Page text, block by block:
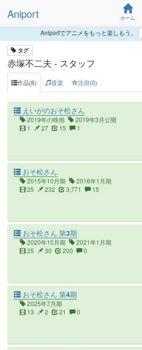
Aniport ホーム
Aniportでアニメをもっと楽しもう。
タグ
赤塚不二夫 - スタッフ
作品(8) 音楽 注目(0)
えいがのおそ松さん
2019年の映画
2019年3月公開
1
27 15 1
おそ松さん
2015年10月期
2016年1月期
25
232 3,771 15
おそ松さん 第3期
2020年10月期
2021年1月期
25
30 200 0
おそ松さん 第4期
2025年7月期
13
2 21 0